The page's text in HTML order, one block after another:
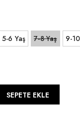
5-6 Yaş 7-8 Yaş 9-
SEPETE EKLE